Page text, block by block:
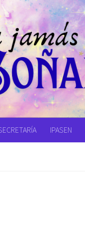
IPASEN